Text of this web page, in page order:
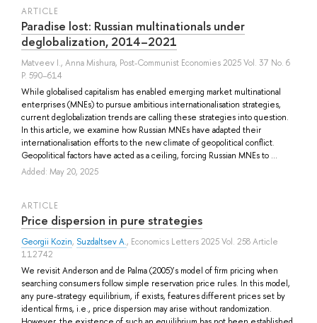
ARTICLE
Paradise lost: Russian multinationals under
deglobalization, 2014–2021
Matveev I., Anna Mishura, Post-Communist Economies 2025 Vol. 37 No. 6
P. 590–614
While globalised capitalism has enabled emerging market multinational
enterprises (MNEs) to pursue ambitious internationalisation strategies,
current deglobalization trends are calling these strategies into question.
In this article, we examine how Russian MNEs have adapted their
internationalisation efforts to the new climate of geopolitical conflict.
Geopolitical factors have acted as a ceiling, forcing Russian MNEs to ...
Added: May 20, 2025
ARTICLE
Price dispersion in pure strategies
Georgii Kozin, Suzdaltsev A., Economics Letters 2025 Vol. 258 Article
112742
We revisit Anderson and de Palma (2005)’s model of firm pricing when
searching consumers follow simple reservation price rules. In this model,
any pure-strategy equilibrium, if exists, features different prices set by
identical firms, i.e., price dispersion may arise without randomization.